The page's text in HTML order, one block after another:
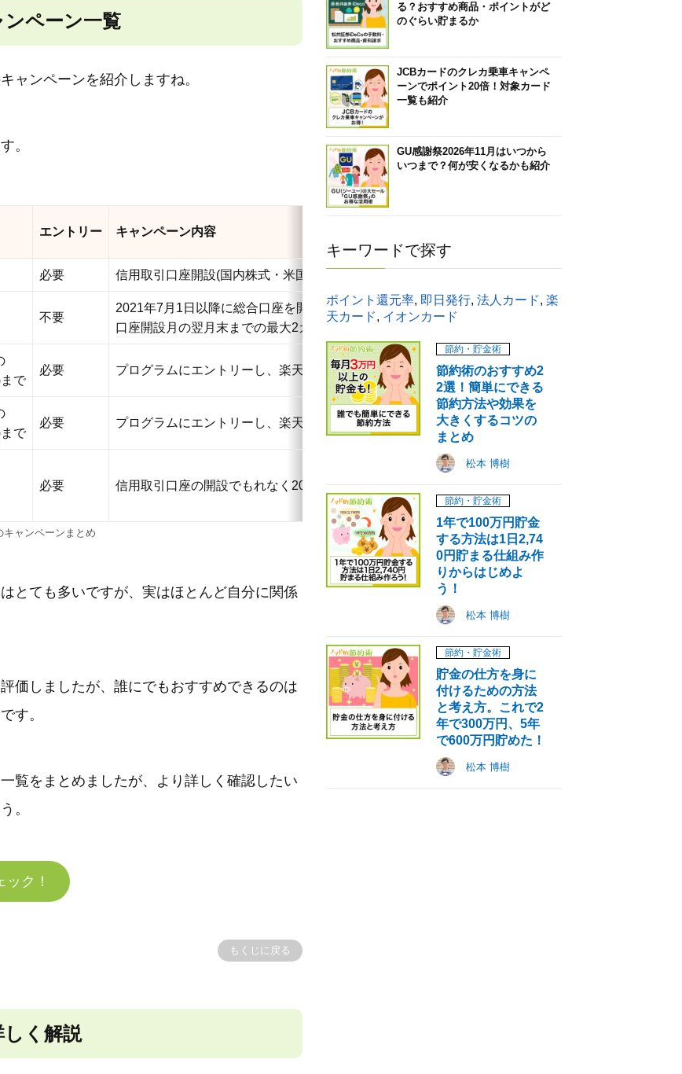
ペーン一覧
ャンペーンを紹介しますね。
。
エントリー キャンペーン内容
必要 信用取引口座開設(国内株式・米国株式)で200ポイントプレゼント
不要
2021年7月1日以降に総合口座を開設し、米国株取引(約定)した分の取引手数料を全額キャッシュバ
口座開設月の翌月末までの最大2カ月(ETF/ETN含む)
で
必要 プログラムにエントリーし、楽天FX口座開設&対象期間中の新規注文に応じて最大80万円キャッシ
で
必要 プログラムにエントリーし、楽天CFD口座の開設月から3カ月間の取引数量に応じて最大100万円の
必要 信用取引口座の開設でもれなく200ポイントプレゼント
キャンペーンまとめ
とても多いですが、実はほとんど自分に関係
価しましたが、誰にでもおすすめできるのは
す。
覧をまとめましたが、より詳しく確認したい
。
ク！
もくじに戻る
く解説
る？おすすめ商品・ポイントがど
のぐらい貯まるか
JCBカードのクレカ乗車キャンペ
ーンでポイント20倍！対象カード
一覧も紹介
GU感謝祭2026年11月はいつから
いつまで？何が安くなるかも紹介
キーワードで探す
ポイント還元率, 即日発行, 法人カード, 楽
天カード, イオンカード
節約・貯金術
節約術のおすすめ2
2選！簡単にできる
節約方法や効果を
大きくするコツの
まとめ
松本 博樹
節約・貯金術
1年で100万円貯金
する方法は1日2,74
0円貯まる仕組み作
りからはじめよ
う！
松本 博樹
節約・貯金術
貯金の仕方を身に
付けるための方法
と考え方。これで2
年で300万円、5年
で600万円貯めた！
松本 博樹